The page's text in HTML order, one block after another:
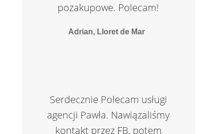
pozakupowe. Polecam!
Adrian, Lloret de Mar
Serdecznie Polecam usługi
agencji Pawła. Nawiązaliśmy
kontakt przez FB, potem